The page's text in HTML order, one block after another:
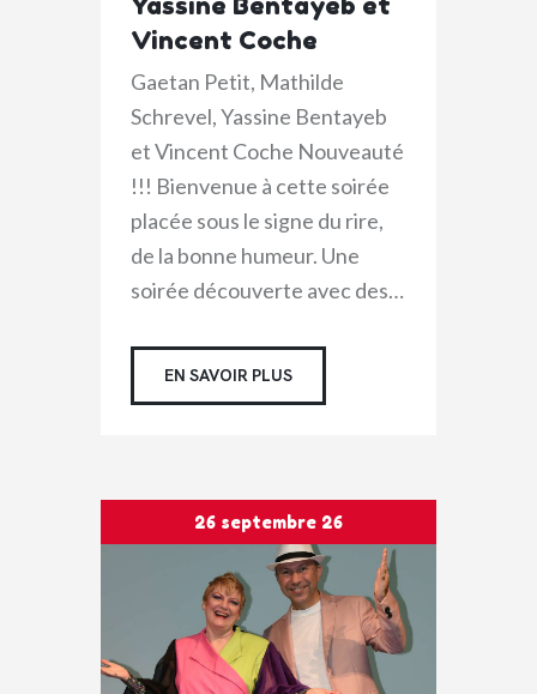
Vincent Coche
Gaetan Petit, Mathilde
Schrevel, Yassine Bentayeb
et Vincent Coche Nouveauté
!!! Bienvenue à cette soirée
placée sous le signe du rire,
de la bonne humeur. Une
soirée découverte avec des…
EN SAVOIR PLUS
26 septembre 26